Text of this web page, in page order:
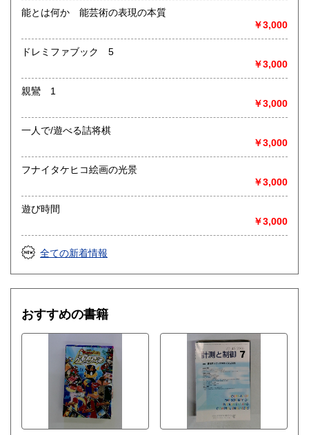
能とは何か 能芸術の表現の本質
￥3,000
ドレミファブック 5
￥3,000
親鸞 1
￥3,000
一人で/遊べる詰将棋
￥3,000
フナイタケヒコ絵画の光景
￥3,000
遊び時間
￥3,000
全ての新着情報
おすすめの書籍